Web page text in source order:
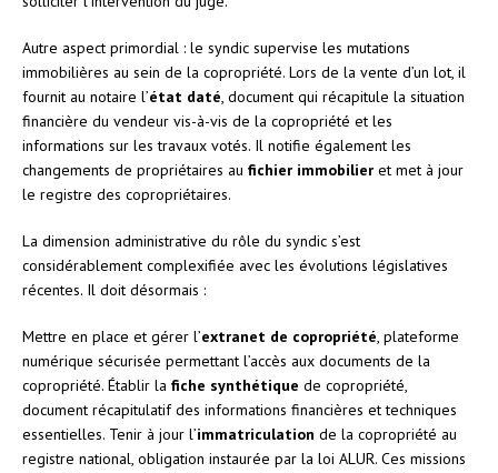
Autre aspect primordial : le syndic supervise les mutations
immobilières au sein de la copropriété. Lors de la vente d’un lot, il
fournit au notaire l’état daté , document qui récapitule la situation
financière du vendeur vis-à-vis de la copropriété et les
informations sur les travaux votés. Il notifie également les
changements de propriétaires au fichier immobilier et met à jour
le registre des copropriétaires.
La dimension administrative du rôle du syndic s’est
considérablement complexifiée avec les évolutions législatives
récentes. Il doit désormais :
Mettre en place et gérer l’extranet de copropriété , plateforme
numérique sécurisée permettant l’accès aux documents de la
copropriété. Établir la fiche synthétique de copropriété,
document récapitulatif des informations financières et techniques
essentielles. Tenir à jour l’immatriculation de la copropriété au
registre national, obligation instaurée par la loi ALUR. Ces missions